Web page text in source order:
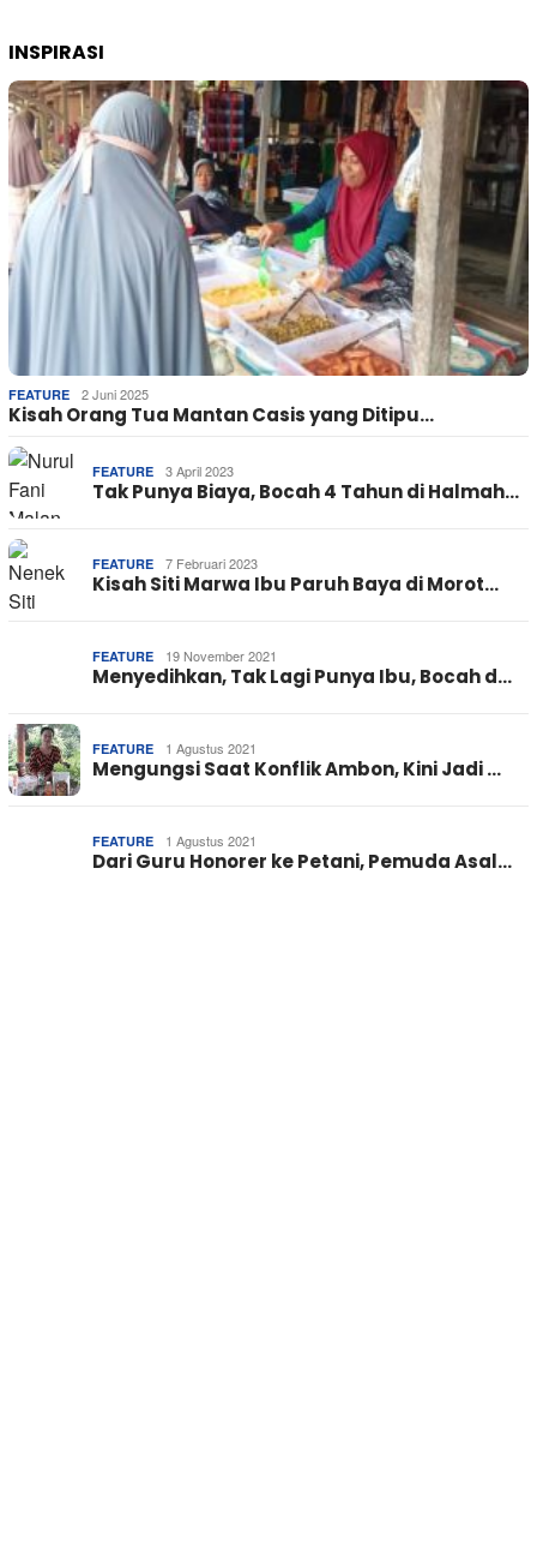
INSPIRASI
FEATURE 2 Juni 2025
Kisah Orang Tua Mantan Casis yang Ditipu…
FEATURE 3 April 2023
Tak Punya Biaya, Bocah 4 Tahun di Halmah…
FEATURE 7 Februari 2023
Kisah Siti Marwa Ibu Paruh Baya di Morot…
FEATURE 19 November 2021
Menyedihkan, Tak Lagi Punya Ibu, Bocah d…
FEATURE 1 Agustus 2021
Mengungsi Saat Konflik Ambon, Kini Jadi …
FEATURE 1 Agustus 2021
Dari Guru Honorer ke Petani, Pemuda Asal…